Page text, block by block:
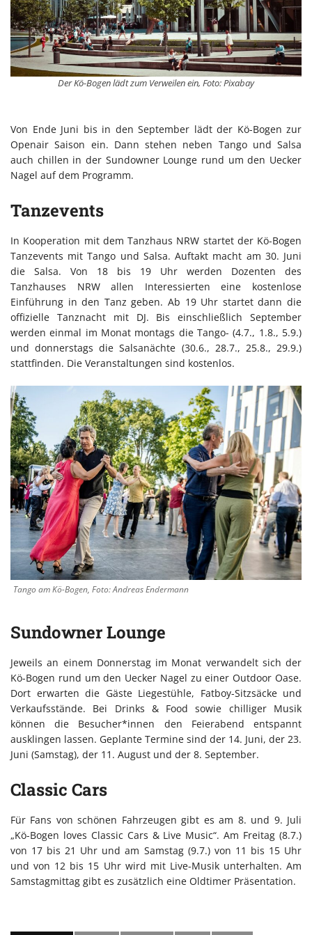
Der Kö-Bogen lädt zum Verweilen ein, Foto: Pixabay
Von Ende Juni bis in den September lädt der Kö-Bogen zur
Openair Saison ein. Dann stehen neben Tango und Salsa
auch chillen in der Sundowner Lounge rund um den Uecker
Nagel auf dem Programm.
Tanzevents
In Kooperation mit dem Tanzhaus NRW startet der Kö-Bogen
Tanzevents mit Tango und Salsa. Auftakt macht am 30. Juni
die Salsa. Von 18 bis 19 Uhr werden Dozenten des
Tanzhauses NRW allen Interessierten eine kostenlose
Einführung in den Tanz geben. Ab 19 Uhr startet dann die
offizielle Tanznacht mit DJ. Bis einschließlich September
werden einmal im Monat montags die Tango- (4.7., 1.8., 5.9.)
und donnerstags die Salsanächte (30.6., 28.7., 25.8., 29.9.)
stattfinden. Die Veranstaltungen sind kostenlos.
Tango am Kö-Bogen, Foto: Andreas Endermann
Sundowner Lounge
Jeweils an einem Donnerstag im Monat verwandelt sich der
Kö-Bogen rund um den Uecker Nagel zu einer Outdoor Oase.
Dort erwarten die Gäste Liegestühle, Fatboy-Sitzsäcke und
Verkaufsstände. Bei Drinks & Food sowie chilliger Musik
können die Besucher*innen den Feierabend entspannt
ausklingen lassen. Geplante Termine sind der 14. Juni, der 23.
Juni (Samstag), der 11. August und der 8. September.
Classic Cars
Für Fans von schönen Fahrzeugen gibt es am 8. und 9. Juli
„Kö-Bogen loves Classic Cars & Live Music“. Am Freitag (8.7.)
von 17 bis 21 Uhr und am Samstag (9.7.) von 11 bis 15 Uhr
und von 12 bis 15 Uhr wird mit Live-Musik unterhalten. Am
Samstagmittag gibt es zusätzlich eine Oldtimer Präsentation.